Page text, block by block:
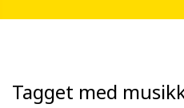
Tagget med